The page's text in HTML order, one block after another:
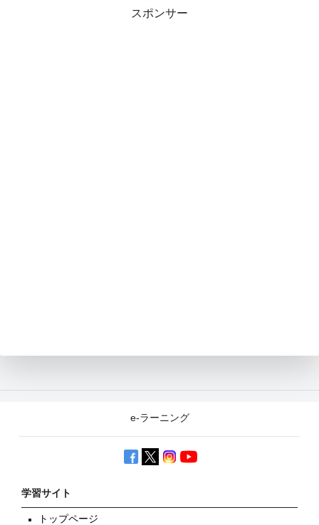
スポンサー
e-ラーニング
学習サイト
トップページ